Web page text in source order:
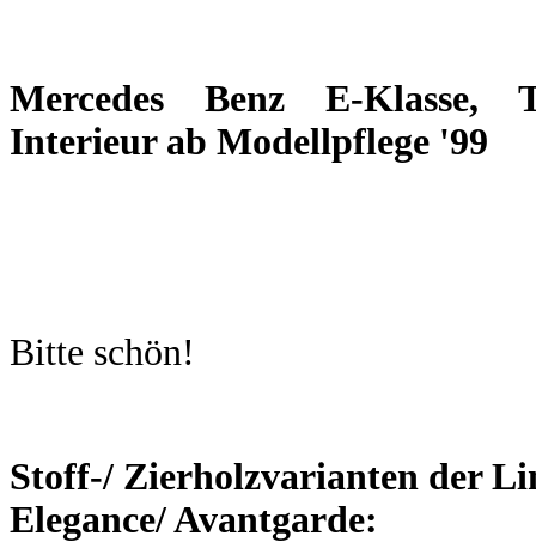
Mercedes Benz E-Klasse,
Interieur ab Modellpflege '99
Bitte schön!
Stoff-/ Zierholzvarianten der
Elegance/ Avantgarde: